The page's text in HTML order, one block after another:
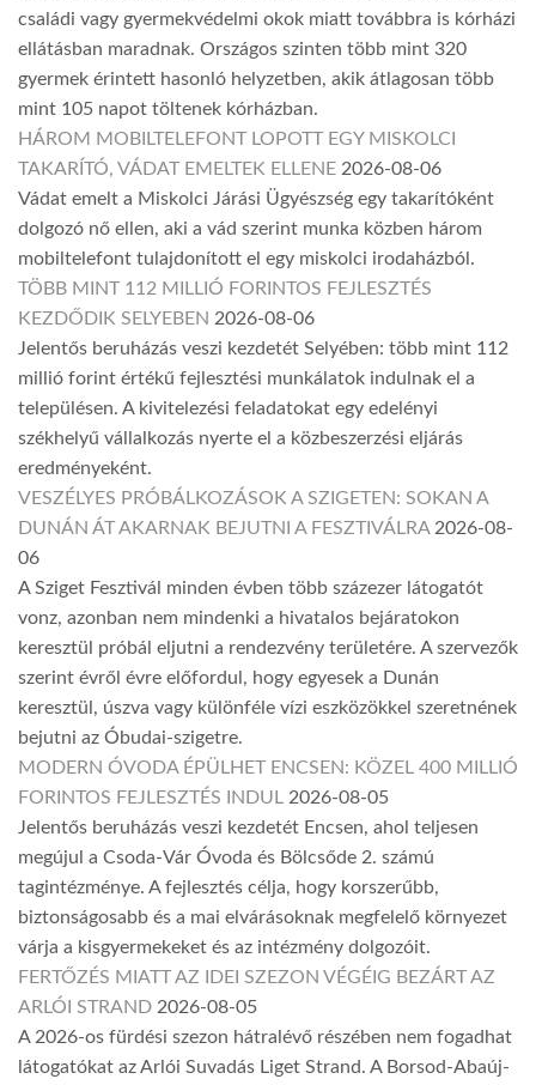
családi vagy gyermekvédelmi okok miatt továbbra is kórházi
ellátásban maradnak. Országos szinten több mint 320
gyermek érintett hasonló helyzetben, akik átlagosan több
mint 105 napot töltenek kórházban.
HÁROM MOBILTELEFONT LOPOTT EGY MISKOLCI
TAKARÍTÓ, VÁDAT EMELTEK ELLENE 2026-08-06
Vádat emelt a Miskolci Járási Ügyészség egy takarítóként
dolgozó nő ellen, aki a vád szerint munka közben három
mobiltelefont tulajdonított el egy miskolci irodaházból.
TÖBB MINT 112 MILLIÓ FORINTOS FEJLESZTÉS
KEZDŐDIK SELYEBEN 2026-08-06
Jelentős beruházás veszi kezdetét Selyében: több mint 112
millió forint értékű fejlesztési munkálatok indulnak el a
településen. A kivitelezési feladatokat egy edelényi
székhelyű vállalkozás nyerte el a közbeszerzési eljárás
eredményeként.
VESZÉLYES PRÓBÁLKOZÁSOK A SZIGETEN: SOKAN A
DUNÁN ÁT AKARNAK BEJUTNI A FESZTIVÁLRA 2026-08-
06
A Sziget Fesztivál minden évben több százezer látogatót
vonz, azonban nem mindenki a hivatalos bejáratokon
keresztül próbál eljutni a rendezvény területére. A szervezők
szerint évről évre előfordul, hogy egyesek a Dunán
keresztül, úszva vagy különféle vízi eszközökkel szeretnének
bejutni az Óbudai-szigetre.
MODERN ÓVODA ÉPÜLHET ENCSEN: KÖZEL 400 MILLIÓ
FORINTOS FEJLESZTÉS INDUL 2026-08-05
Jelentős beruházás veszi kezdetét Encsen, ahol teljesen
megújul a Csoda-Vár Óvoda és Bölcsőde 2. számú
tagintézménye. A fejlesztés célja, hogy korszerűbb,
biztonságosabb és a mai elvárásoknak megfelelő környezet
várja a kisgyermekeket és az intézmény dolgozóit.
FERTŐZÉS MIATT AZ IDEI SZEZON VÉGÉIG BEZÁRT AZ
ARLÓI STRAND 2026-08-05
A 2026-os fürdési szezon hátralévő részében nem fogadhat
látogatókat az Arlói Suvadás Liget Strand. A Borsod-Abaúj-